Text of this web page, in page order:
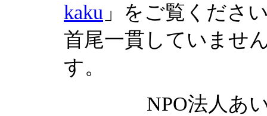
kaku 」をご覧くださ
首尾一貫していませ
す。
NPO法人あ